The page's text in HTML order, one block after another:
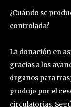
¿Cuándo se
controlada?
La donación en
gracias a los
órganos para
produjo por el
circulatorias.